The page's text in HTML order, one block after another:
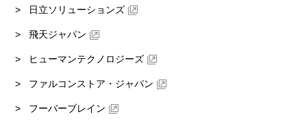
日立ソリューションズ
飛天ジャパン
ヒューマンテクノロジーズ
ファルコンストア・ジャパン
フーバーブレイン